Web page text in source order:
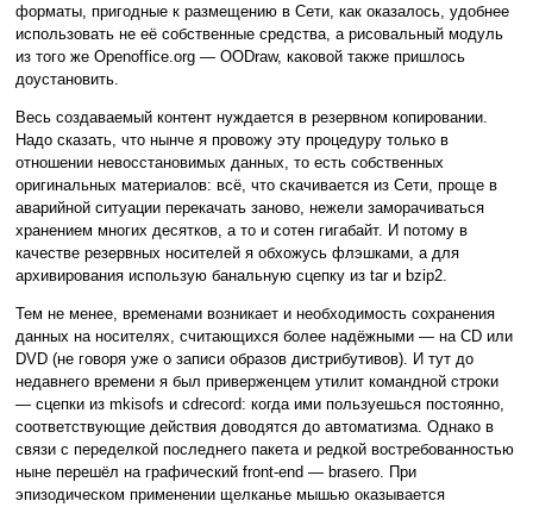
форматы, пригодные к размещению в Сети, как оказалось, удобнее
использовать не её собственные средства, а рисовальный модуль
из того же Openoffice.org — OODraw, каковой также пришлось
доустановить.
Весь создаваемый контент нуждается в резервном копировании.
Надо сказать, что нынче я провожу эту процедуру только в
отношении невосстановимых данных, то есть собственных
оригинальных материалов: всё, что скачивается из Сети, проще в
аварийной ситуации перекачать заново, нежели заморачиваться
хранением многих десятков, а то и сотен гигабайт. И потому в
качестве резервных носителей я обхожусь флэшками, а для
архивирования использую банальную сцепку из tar и bzip2.
Тем не менее, временами возникает и необходимость сохранения
данных на носителях, считающихся более надёжными — на CD или
DVD (не говоря уже о записи образов дистрибутивов). И тут до
недавнего времени я был приверженцем утилит командной строки
— сцепки из mkisofs и cdrecord: когда ими пользуешься постоянно,
соответствующие действия доводятся до автоматизма. Однако в
связи с переделкой последнего пакета и редкой востребованностью
ныне перешёл на графический front-end — brasero. При
эпизодическом применении щелканье мышью оказывается